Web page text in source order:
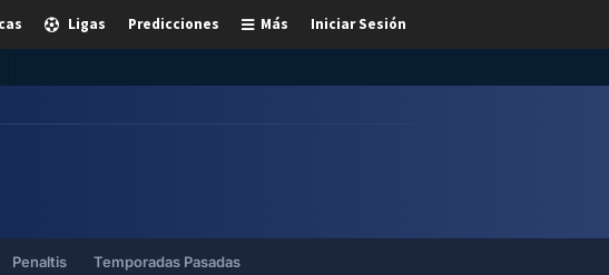
Iniciar Sesión
Más
Predicciones
Ligas
Penaltis Temporadas Pasadas